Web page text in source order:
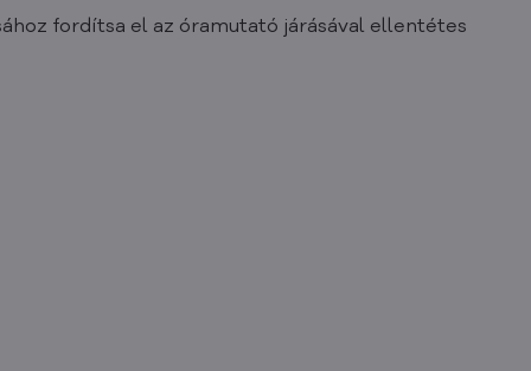
fordítsa el az óramutató járásával ellentétes